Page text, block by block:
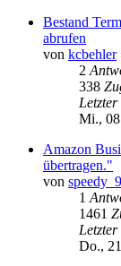
Bestand
abrufen
von kcbehler
2
338
Mi.,
Amazon
übertragen."
von
1
1461
Do.,